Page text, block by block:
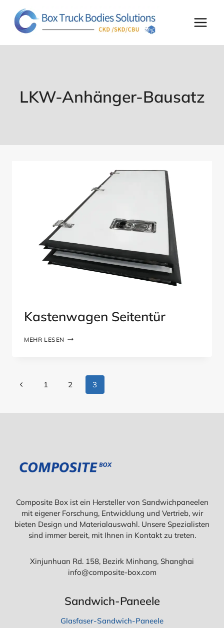
Inhalt
springen
LKW-Anhänger-Bausatz
Kastenwagen Seitentür
MEHR LESEN KASTENWAGEN
Seitennavigation
Vorherige
1 2 3
Composite Box ist ein Hersteller von Sandwichpaneelen
mit eigener Forschung, Entwicklung und Vertrieb, wir
bieten Design und Materialauswahl. Unsere Spezialisten
sind immer bereit, mit Ihnen in Kontakt zu treten.
Xinjunhuan Rd. 158, Bezirk Minhang, Shanghai
info@composite-box.com
Sandwich-Paneele
Glasfaser-Sandwich-Paneele